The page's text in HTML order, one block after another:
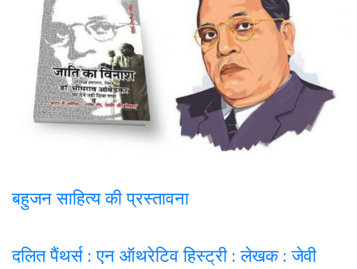
बहुजन साहित्य की प्रस्तावना
दलित पैंथर्स : एन ऑथरेटिव हिस्ट्री : लेखक : जेवी